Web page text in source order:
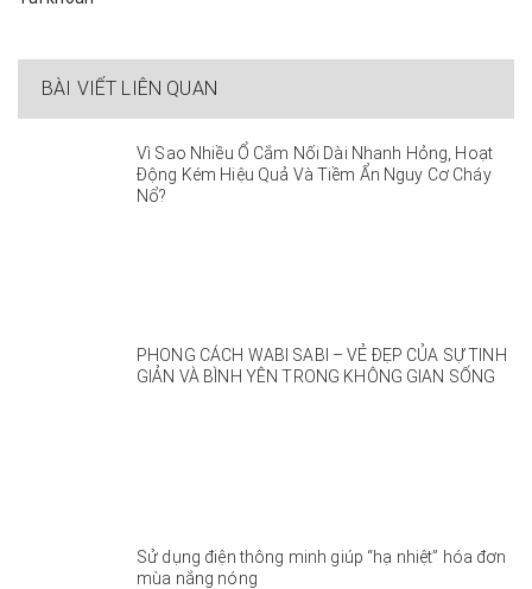
BÀI VIẾT LIÊN QUAN
Vì Sao Nhiều Ổ Cắm Nối Dài Nhanh Hỏng, Hoạt
Động Kém Hiệu Quả Và Tiềm Ẩn Nguy Cơ Cháy
Nổ?
PHONG CÁCH WABI SABI – VẺ ĐẸP CỦA SỰ TINH
GIẢN VÀ BÌNH YÊN TRONG KHÔNG GIAN SỐNG
Sử dụng điện thông minh giúp “hạ nhiệt” hóa đơn
mùa nắng nóng